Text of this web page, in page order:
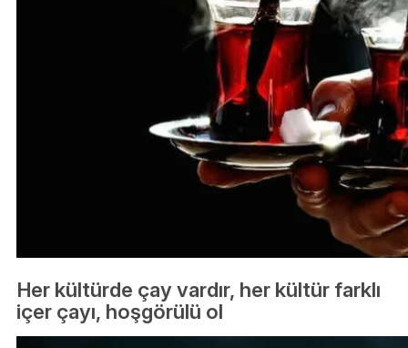
Her kültürde çay vardır, her kültür farklı
içer çayı, hoşgörülü ol